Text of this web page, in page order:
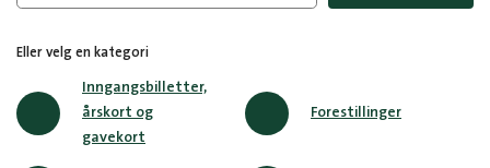
Eller velg en kategori
Inngangsbilletter,
årskort og
gavekort
Forestillinger